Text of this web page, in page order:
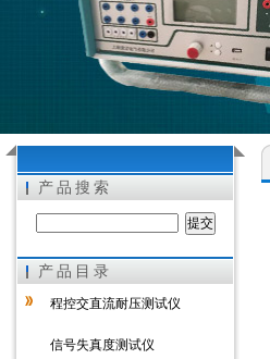
上海徐吉电气有限公司
产品搜索
产品目录
程控交直流耐压测试仪
信号失真度测试仪